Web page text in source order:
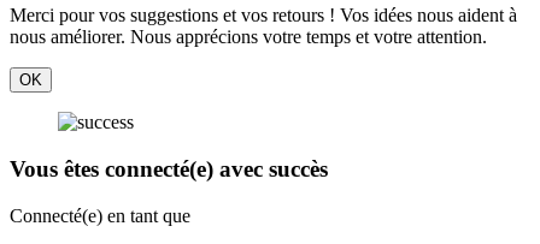
Merci pour vos suggestions et vos retours ! Vos idées nous aident à
nous améliorer. Nous apprécions votre temps et votre attention.
OK
Vous êtes connecté(e) avec succès
Connecté(e) en tant que